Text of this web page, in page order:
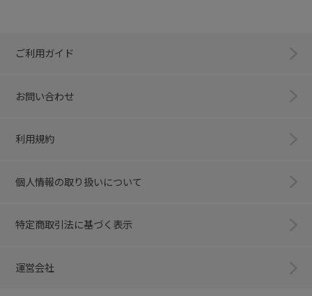
ご利用ガイド
お問い合わせ
利用規約
個人情報の取り扱いについて
特定商取引法に基づく表示
運営会社